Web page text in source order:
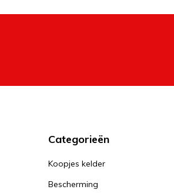
Categorieën
Koopjes kelder
Bescherming